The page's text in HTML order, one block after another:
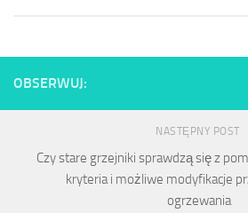
OBSERWUJ:
NASTĘPNY POST
Czy stare grzejniki sprawdzą się z
kryteria i możliwe modyfikacje
ogrzewania